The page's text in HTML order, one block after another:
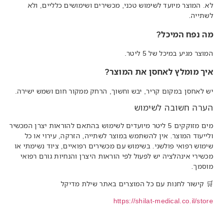
לא. המוצר מיועד לשימוש טכני, מכשירים ושימושים כלליים, ולא
לשתייה.
מה נפח המיכל?
המוצר מגיע במיכל של 5 ליטר.
איך מומלץ לאחסן את המוצר?
יש לאחסן במקום קריר, יבש וחשוך, הרחק ממקור חום ושמש ישירה.
הערה חשובה לשימוש
מים מזוקקים 5 ליטר מיועדים לשימוש בהתאם להוראות יצרן המכשיר
ולייעוד המוצר. אין להשתמש במוצר לשתייה, הזרקה, עירוי או כל
שימוש רפואי פולשני. בשימוש עם מכשירים רפואיים, ציוד נשימתי או
מכשירי אינהלציה יש לפעול לפי הוראות היצרן והנחיות גורם רפואי
מוסמך.
🛒 קישור לחנות עם כל המוצרים באתר שילת מדיקל
https://shilat-medical.co.il/store